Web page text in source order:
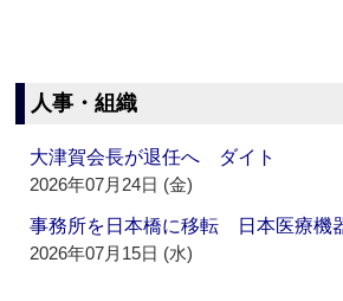
人事・組織
大津賀会長が退任へ ダイト
2026年07月24日 (金)
事務所を日本橋に移転 日本医療機
2026年07月15日 (水)